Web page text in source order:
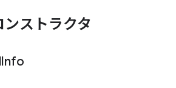
ストラクタ
Info